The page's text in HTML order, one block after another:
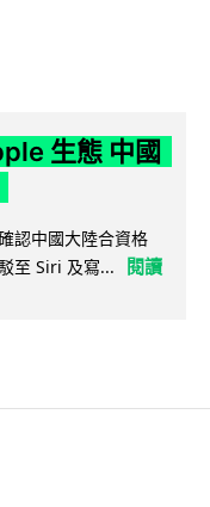
生態 中國
認中國大陸合資格
至 Siri 及寫...
閱讀